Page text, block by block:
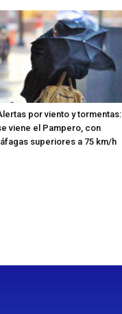
por viento y tormentas:
viene el Pampero, con
superiores a 75 km/h